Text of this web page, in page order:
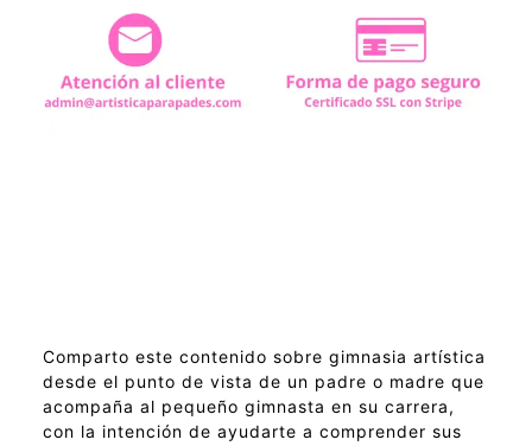
Comparto este contenido sobre gimnasia artística
desde el punto de vista de un padre o madre que
acompaña al pequeño gimnasta en su carrera,
con la intención de ayudarte a comprender sus